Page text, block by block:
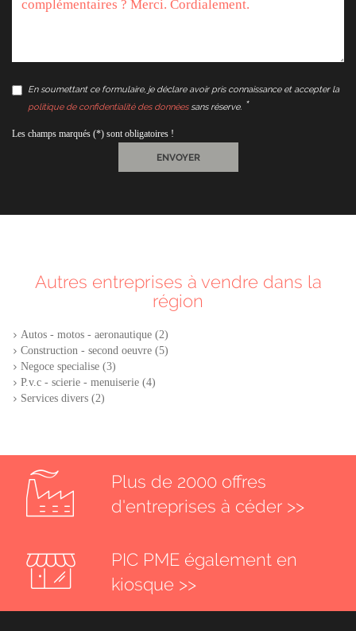
En soumettant ce formulaire, je déclare avoir pris connaissance et accepter la
politique de confidentialité des donnéessans réserve.
Les champs marqués (*) sont obligatoires !
ENVOYER
Autres entreprises à vendre dans la
région
Autos - motos - aeronautique (2)
Construction - second oeuvre (5)
Negoce specialise (3)
P.v.c - scierie - menuiserie (4)
Services divers (2)
Plus de 2000 offres
d'entreprises à céder >>
PIC PME également en
kiosque >>